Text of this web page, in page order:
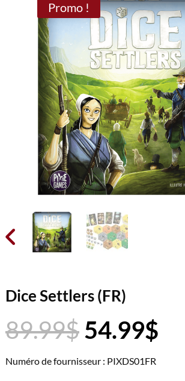
Promo !

Dice Settlers (FR)
89.99$Le
prix
initial
était :
54.99$Le
prix
Numéro de fournisseur : PIXDS01FR